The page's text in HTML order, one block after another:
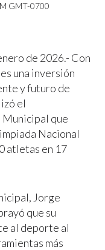
GMT-0700
de 2026.- Con
una inversión
y futuro de
el
que
Nacional
atletas en 17
Jorge
que su
al deporte al
más